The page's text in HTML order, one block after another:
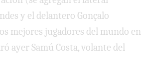
y el delantero Gonçalo
mejores jugadores del mundo en
ayer Samú Costa, volante del